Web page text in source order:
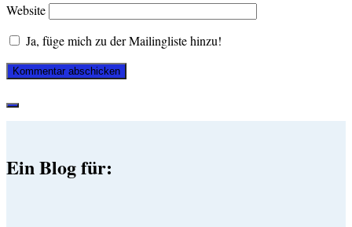
Website
Ja, füge mich zu der Mailingliste hinzu!
Ein Blog für: